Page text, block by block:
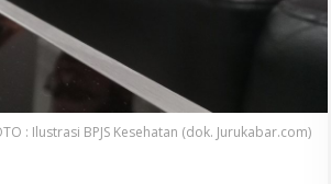
: Ilustrasi BPJS Kesehatan (dok. Jurukabar.com)